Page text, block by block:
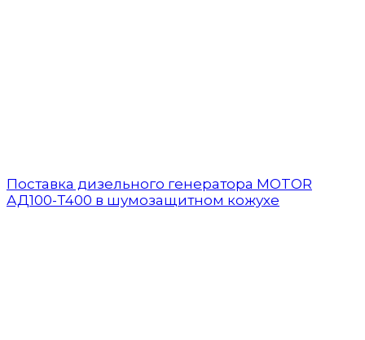
Поставка дизельного генератора MOTOR
АД100-Т400 в шумозащитном кожухе